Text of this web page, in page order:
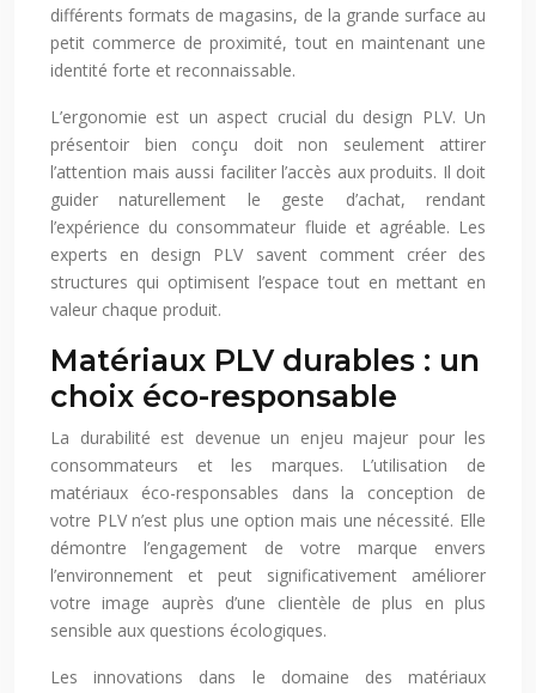
différents formats de magasins, de la grande surface au
petit commerce de proximité, tout en maintenant une
identité forte et reconnaissable.
L’ergonomie est un aspect crucial du design PLV. Un
présentoir bien conçu doit non seulement attirer
l’attention mais aussi faciliter l’accès aux produits. Il doit
guider naturellement le geste d’achat, rendant
l’expérience du consommateur fluide et agréable. Les
experts en design PLV savent comment créer des
structures qui optimisent l’espace tout en mettant en
valeur chaque produit.
Matériaux PLV durables : un
choix éco-responsable
La durabilité est devenue un enjeu majeur pour les
consommateurs et les marques. L’utilisation de
matériaux éco-responsables dans la conception de
votre PLV n’est plus une option mais une nécessité. Elle
démontre l’engagement de votre marque envers
l’environnement et peut significativement améliorer
votre image auprès d’une clientèle de plus en plus
sensible aux questions écologiques.
Les innovations dans le domaine des matériaux